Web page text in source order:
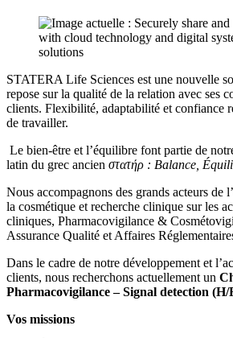
STATERA Life Sciences est une nouvelle
repose sur la qualité de la relation avec ses
clients. Flexibilité, adaptabilité et confiance
de travailler.
Le bien-être et l’équilibre font partie de
latin du grec ancien στατήρ‎ : Balance,
Nous accompagnons des grands acteurs de
la cosmétique et recherche clinique sur les
cliniques, Pharmacovigilance &
Assurance Qualité et Affaires
Dans le cadre de notre développement et
clients, nous recherchons actuellement un
Pharmacovigilance – Signal detection (H/
Vos missions